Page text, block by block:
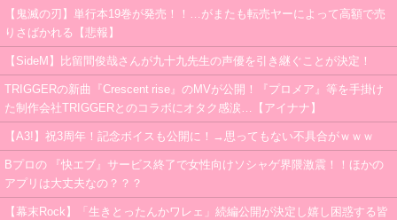
【鬼滅の刃】単行本19巻が発売！！…がまたも転売ヤーによって高額で売
りさばかれる【悲報】
【SideM】比留間俊哉さんが九十九先生の声優を引き継ぐことが決定！
TRIGGERの新曲『Crescent rise』のMVが公開！『プロメア』等を手掛け
た制作会社TRIGGERとのコラボにオタク感涙…【アイナナ】
【A3!】祝3周年！記念ボイスも公開に！→思ってもない不具合がｗｗｗ
Bプロの 『快エブ』サービス終了で女性向けソシャゲ界隈激震！！ほかの
アプリは大丈夫なの？？？
【幕末Rock】「生きとったんかワレェ」続編公開が決定し嬉し困惑する皆